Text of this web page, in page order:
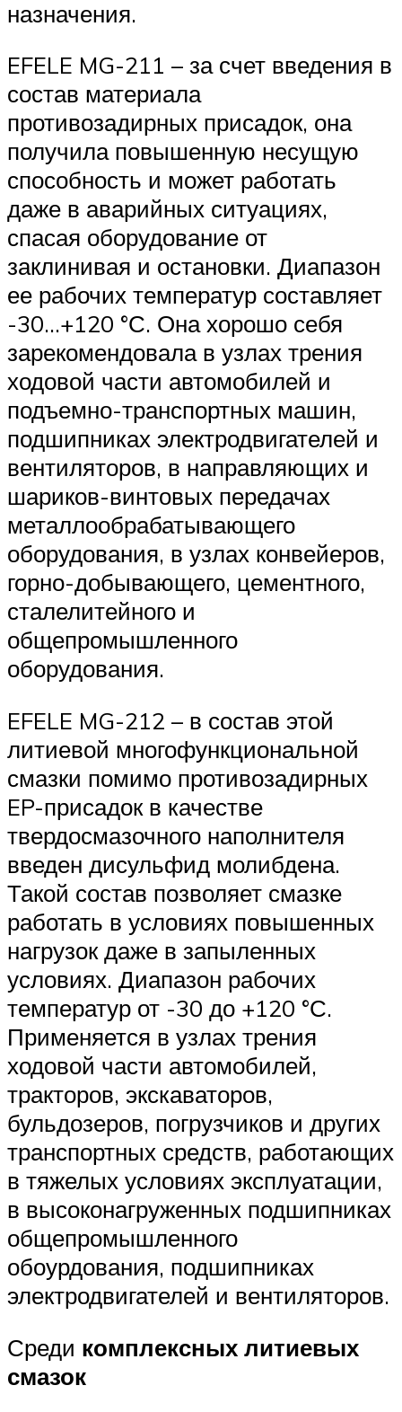
назначения.
EFELE MG-211 – за счет введения в
состав материала
противозадирных присадок, она
получила повышенную несущую
способность и может работать
даже в аварийных ситуациях,
спасая оборудование от
заклинивая и остановки. Диапазон
ее рабочих температур составляет
-30…+120 °С. Она хорошо себя
зарекомендовала в узлах трения
ходовой части автомобилей и
подъемно-транспортных машин,
подшипниках электродвигателей и
вентиляторов, в направляющих и
шариков-винтовых передачах
металлообрабатывающего
оборудования, в узлах конвейеров,
горно-добывающего, цементного,
сталелитейного и
общепромышленного
оборудования.
EFELE MG-212 – в состав этой
литиевой многофункциональной
смазки помимо противозадирных
EP-присадок в качестве
твердосмазочного наполнителя
введен дисульфид молибдена.
Такой состав позволяет смазке
работать в условиях повышенных
нагрузок даже в запыленных
условиях. Диапазон рабочих
температур от -30 до +120 °С.
Применяется в узлах трения
ходовой части автомобилей,
тракторов, экскаваторов,
бульдозеров, погрузчиков и других
транспортных средств, работающих
в тяжелых условиях эксплуатации,
в высоконагруженных подшипниках
общепромышленного
обоурдования, подшипниках
электродвигателей и вентиляторов.
Среди комплексных литиевых
смазок